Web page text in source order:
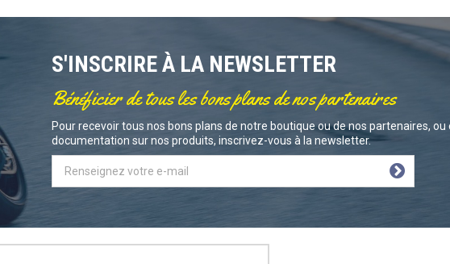
S'INSCRIRE À LA NEWSLETTER
Bénéficier de tous les bons plans de nos partenaires
Pour recevoir tous nos bons plans de notre boutique ou de nos partenaires, ou
documentation sur nos produits, inscrivez-vous à la newsletter.